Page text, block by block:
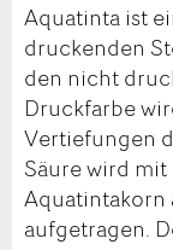
Aquatinta ist
druckenden
den nicht
Druckfarbe
Vertiefungen
Säure wird
Aquatintakorn
aufgetragen.